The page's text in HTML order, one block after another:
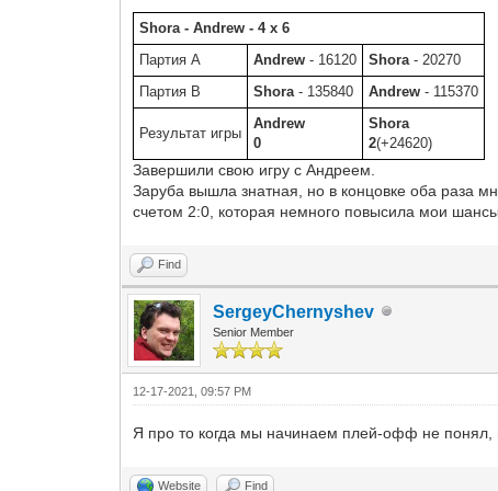
Shora - Andrew - 4 x 6
Партия A
Andrew - 16120 Shora - 20270
Партия B
Shora - 135840 Andrew - 115370
Результат игры
Andrew
0
Shora
2(+24620)
Завершили свою игру с Андреем.
Заруба вышла знатная, но в концовке оба раза
счетом 2:0, которая немного повысила мои
Find
SergeyChernyshev
Senior Member
12-17-2021, 09:57 PM
Я про то когда мы начинаем плей-офф не понял,
Website Find